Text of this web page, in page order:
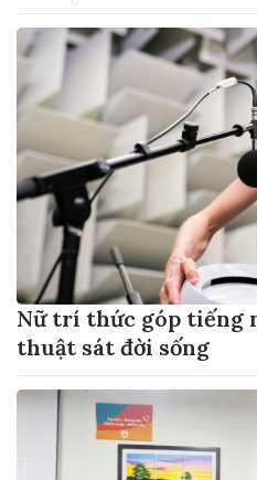
Nữ trí thức góp tiếng
thuật sát đời sống